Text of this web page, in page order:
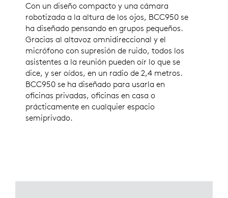
Con un diseño compacto y una cámara
robotizada a la altura de los ojos, BCC950 se
ha diseñado pensando en grupos pequeños.
Gracias al altavoz omnidireccional y el
micrófono con supresión de ruido, todos los
asistentes a la reunión pueden oír lo que se
dice, y ser oídos, en un radio de 2,4 metros.
BCC950 se ha diseñado para usarla en
oficinas privadas, oficinas en casa o
prácticamente en cualquier espacio
semiprivado.